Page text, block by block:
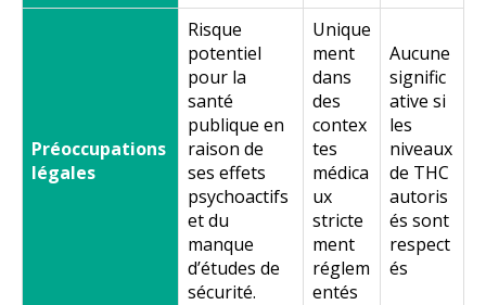
Préoccupations
légales
Risque
potentiel
pour la
santé
publique en
raison de
ses effets
psychoactifs
et du
manque
d’études de
sécurité.
Unique
ment
dans
des
contex
tes
médica
ux
stricte
ment
réglem
entés
Aucune
signific
ative si
les
niveaux
de THC
autoris
és sont
respect
és